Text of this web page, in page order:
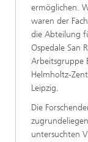
ermöglichen.
waren der
die Abteilung
Ospedale San
Arbeitsgruppe
Helmholtz-
Leipzig.
Die
untersuchten